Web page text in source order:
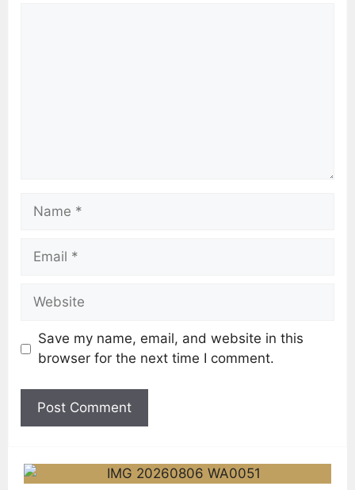
Save my name, email, and website in this
browser for the next time I comment.